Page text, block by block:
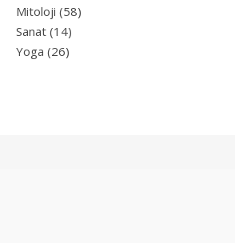
Mitoloji (58)
Sanat (14)
Yoga (26)